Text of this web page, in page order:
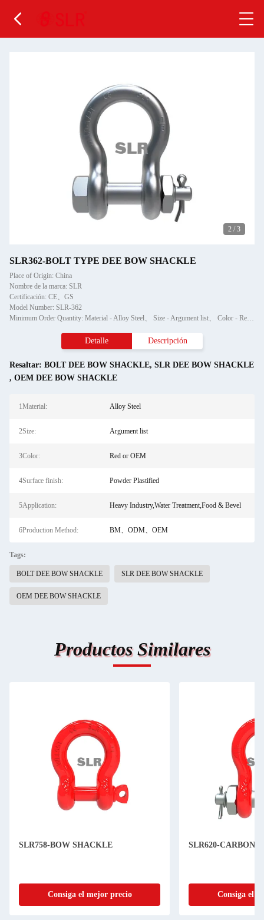
2 / 3
SLR362-BOLT TYPE DEE BOW SHACKLE
Place of Origin: China
Nombre de la marca: SLR
Certificación: CE、GS
Model Number: SLR-362
Minimum Order Quantity: Material - Alloy Steel、 Size - Argument list、 Color - Red or OEM、 Surface finish - Powder Plastified、 Application - Heavy Industry,Water Treatment,Food & Bevel、 Production Method - BM、ODM、OEM
Detalle Descripción
Resaltar: BOLT DEE BOW SHACKLE, SLR DEE BOW SHACKLE
, OEM DEE BOW SHACKLE
1Material: Alloy Steel
2Size: Argument list
3Color: Red or OEM
4Surface finish: Powder Plastified
5Application: Heavy Industry,Water Treatment,Food & Bevel
6Production Method: BM、ODM、OEM
Tags:
BOLT DEE BOW SHACKLE SLR DEE BOW SHACKLE
OEM DEE BOW SHACKLE
Productos Similares
SLR758-BOW SHACKLE
Consiga el mejor precio
SLR620-CARBON
Consiga el